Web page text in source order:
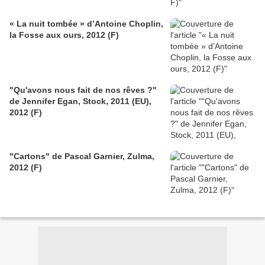
« La nuit tombée » d’Antoine Choplin,
la Fosse aux ours, 2012 (F)
"Qu'avons nous fait de nos rêves ?"
de Jennifer Egan, Stock, 2011 (EU),
2012 (F)
"Cartons" de Pascal Garnier, Zulma,
2012 (F)